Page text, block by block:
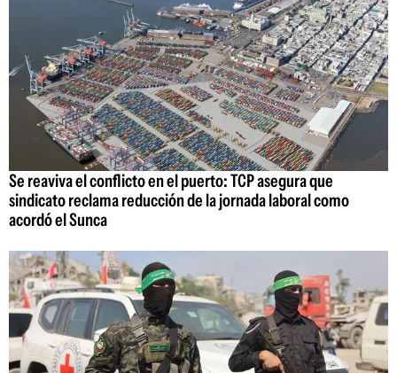
Se reaviva el conflicto en el puerto: TCP asegura que
sindicato reclama reducción de la jornada laboral como
acordó el Sunca